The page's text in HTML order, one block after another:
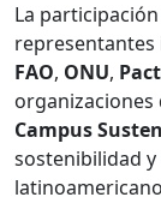
La
FAO, ONU,
organizaciones
Campus
sostenibilidad